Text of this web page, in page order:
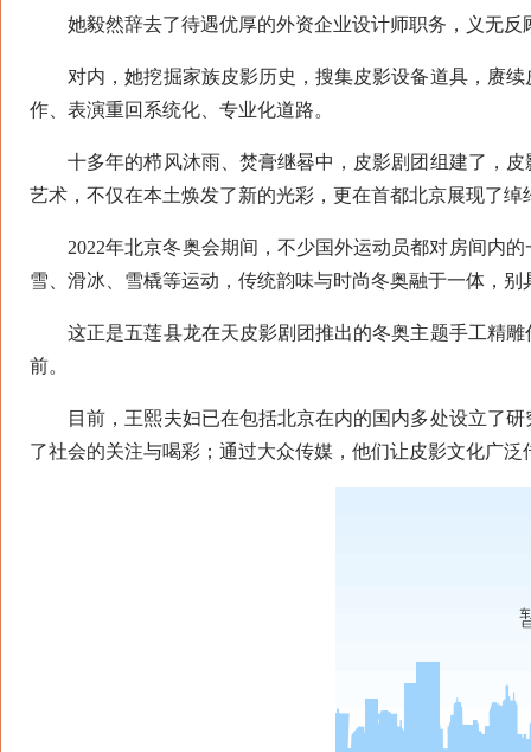
她毅然辞去了待遇优厚的外资企业设计师职务，义无反
对内，她挖掘家族皮影历史，搜集皮影设备道具，赓续
作、表演重回系统化、专业化道路。
十多年的栉风沐雨、焚膏继晷中，皮影剧团组建了，
艺术，不仅在本土焕发了新的光彩，更在首都北京展现了绰
2022年北京冬奥会期间，不少国外运动员都对房间内的
雪、滑冰、雪橇等运动，传统韵味与时尚冬奥融于一体，别
这正是五莲县龙在天皮影剧团推出的冬奥主题手工精雕
前。
目前，王熙夫妇已在包括北京在内的国内多处设立了研
了社会的关注与喝彩；通过大众传媒，他们让皮影文化广